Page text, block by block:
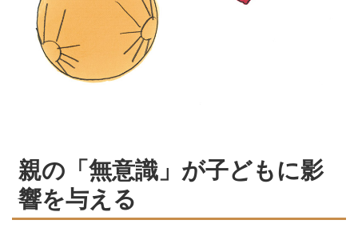
親の「無意識」が子どもに影
響を与える